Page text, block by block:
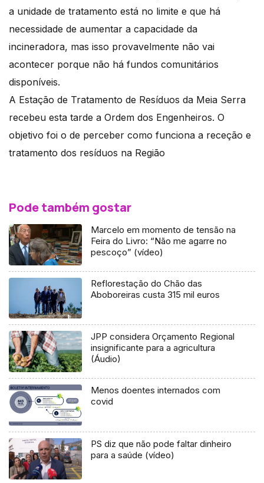
a unidade de tratamento está no limite e que há
necessidade de aumentar a capacidade da
incineradora, mas isso provavelmente não vai
acontecer porque não há fundos comunitários
disponíveis.
A Estação de Tratamento de Resíduos da Meia Serra
recebeu esta tarde a Ordem dos Engenheiros. O
objetivo foi o de perceber como funciona a receção e
tratamento dos resíduos na Região
Pode também gostar
Marcelo em momento de tensão na
Feira do Livro: “Não me agarre no
pescoço” (vídeo)
Reflorestação do Chão das
Aboboreiras custa 315 mil euros
JPP considera Orçamento Regional
insignificante para a agricultura
(Áudio)
Menos doentes internados com
covid
PS diz que não pode faltar dinheiro
para a saúde (vídeo)